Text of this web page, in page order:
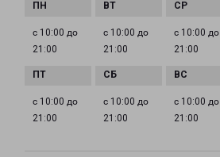
с 10:00 до
21:00
с 10:00 до
21:00
с 10:00 до
21:00
с 10:00 до
21:00
с 10:00 до
21:00
с 10:00 до
21:00